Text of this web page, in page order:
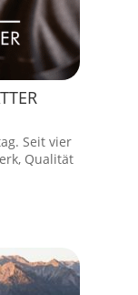
Seit vier
Qualität